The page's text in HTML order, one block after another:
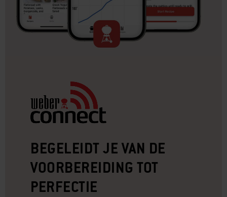
BEGELEIDT JE VAN DE
VOORBEREIDING TOT
PERFECTIE